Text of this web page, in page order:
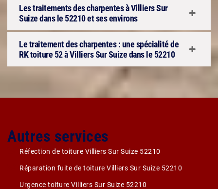
Les traitements des charpentes à Villiers Sur
Suize dans le 52210 et ses environs
Le traitement des charpentes : une spécialité de
RK toiture 52 à Villiers Sur Suize dans le 52210
Autres services
Réfection de toiture Villiers Sur Suize 52210
Réparation fuite de toiture Villiers Sur Suize 52210
Urgence toiture Villiers Sur Suize 52210